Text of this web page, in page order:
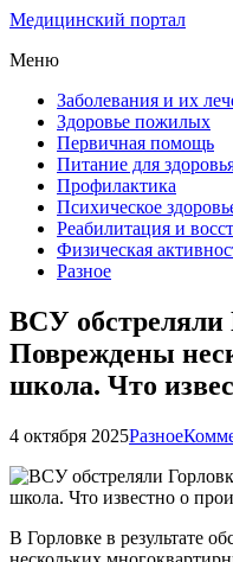
Медицинский портал
Меню
Заболевания и их
Здоровье пожилых
Первичная помощь
Питание для
Профилактика
Психическое
Реабилитация и
Физическая
Разное
ВСУ обстреляли
Повреждены
школа. Что
4 октября 2025Разное
В Горловке в результате